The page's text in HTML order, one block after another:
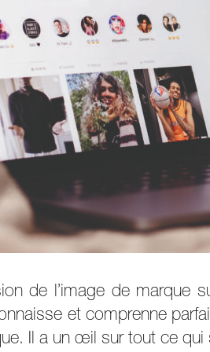
de l’image de marque
et comprenne
Il a un œil sur tout ce qui